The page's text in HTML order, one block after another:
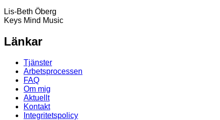
Lis-Beth Öberg
Keys Mind Music
Länkar
Tjänster
Arbetsprocessen
FAQ
Om mig
Aktuellt
Kontakt
Integritetspolicy